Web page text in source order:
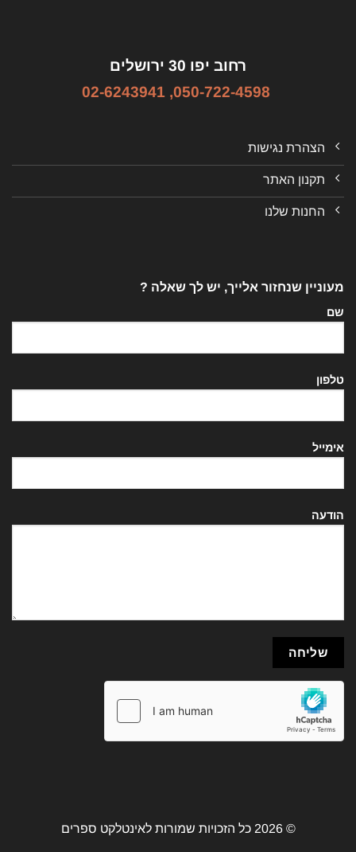
רחוב יפו 30 ירושלים
050-722-4598
,
02-6243941
הצהרת נגישות
תקנון האתר
החנות שלנו
מעוניין שנחזור אלייך, יש לך שאלה ?
שם
טלפון
אימייל
הודעה
© 2026 כל הזכויות שמורות לאינטלקט ספרים